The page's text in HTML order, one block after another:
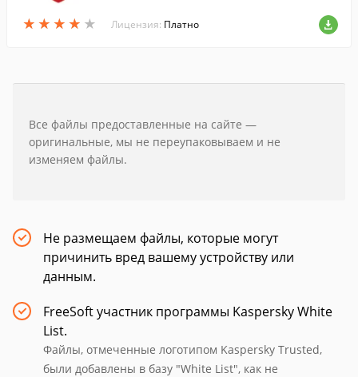
★ ★ ★ ★ ★
★ ★ ★ ★ ★ Лицензия: Платно
Все файлы предоставленные на сайте —
оригинальные, мы не переупаковываем и не
изменяем файлы.
Не размещаем файлы, которые могут
причинить вред вашему устройству или
данным.
FreeSoft участник программы Kaspersky White
List.
Файлы, отмеченные логотипом Kaspersky Trusted,
были добавлены в базу "White List", как не